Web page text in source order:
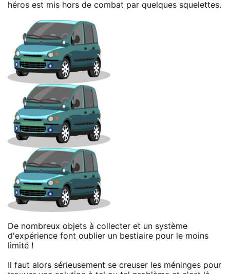
héros est mis hors de combat par quelques squelettes.
De nombreux objets à collecter et un système
d'expérience font oublier un bestiaire pour le moins
limité !
Il faut alors sérieusement se creuser les méninges pour